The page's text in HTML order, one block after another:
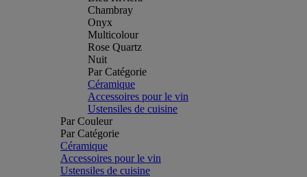
Chambray
Onyx
Multicolour
Rose Quartz
Nuit
Par Catégorie
Céramique
Accessoires pour le vin
Ustensiles de cuisine
Par Couleur
Par Catégorie
Céramique
Accessoires pour le vin
Ustensiles de cuisine